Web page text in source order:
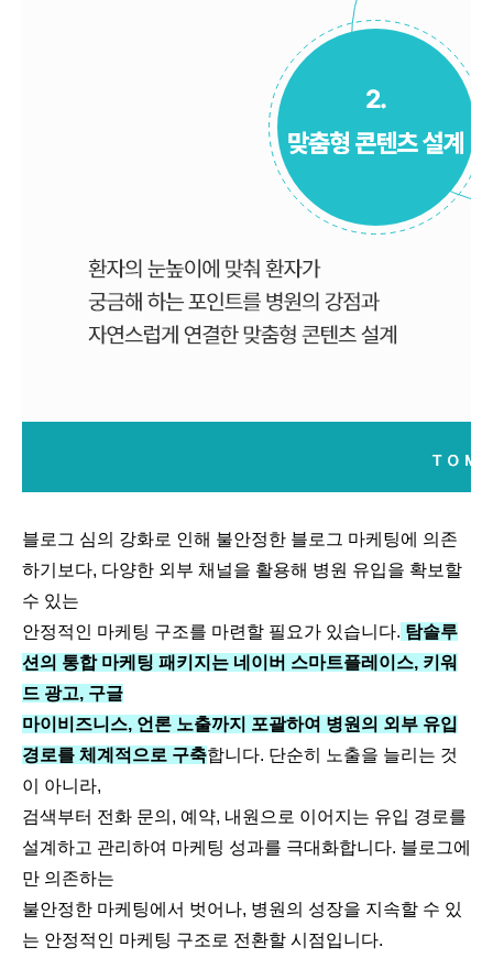
블로그 심의 강화로 인해 불안정한 블로그 마케팅에 의존
하기보다, 다양한 외부 채널을 활용해 병원 유입을 확보할
수 있는
안정적인 마케팅 구조를 마련할 필요가 있습니다. 탐솔루
션의 통합 마케팅 패키지는 네이버 스마트플레이스, 키워
드 광고, 구글
마이비즈니스, 언론 노출까지 포괄하여 병원의 외부 유입
경로를 체계적으로 구축합니다. 단순히 노출을 늘리는 것
이 아니라,
검색부터 전화 문의, 예약, 내원으로 이어지는 유입 경로를
설계하고 관리하여 마케팅 성과를 극대화합니다. 블로그에
만 의존하는
불안정한 마케팅에서 벗어나, 병원의 성장을 지속할 수 있
는 안정적인 마케팅 구조로 전환할 시점입니다.